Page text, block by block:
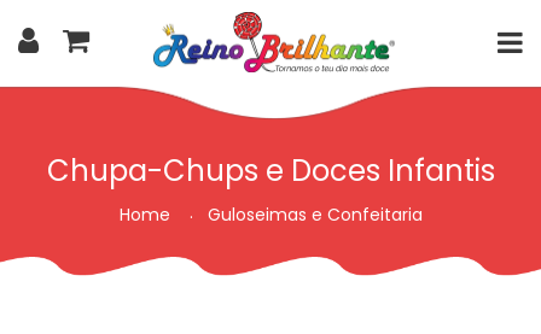
Chupa-Chups e Doces Infantis
Home Guloseimas e Confeitaria